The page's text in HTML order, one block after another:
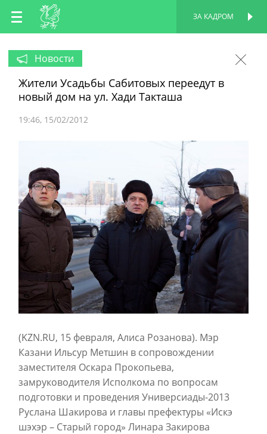
RU
EN
ЗА КАДРОМ
Новости
Жители Усадьбы Сабитовых переедут в
новый дом на ул. Хади Такташа
19:46 15/02/2012
(KZN.RU, 15 февраля, Алиса Розанова). Мэр
Казани Ильсур Метшин в сопровождении
заместителя Оскара Прокопьева,
замруководителя Исполкома по вопросам
подготовки и проведения Универсиады-2013
Руслана Шакирова и главы префектуры «Искэ
шэхэр – Старый город» Линара Закирова
ПЕРСОНАЛЬНАЯ